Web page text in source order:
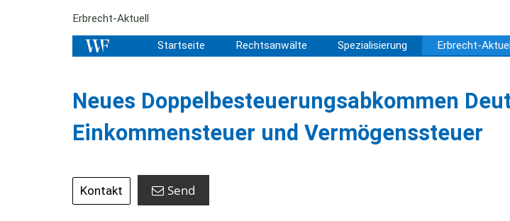
Erbrecht-Aktuell
Startseite Rechtsanwälte Spezialisierung Erbrecht-
Neues Doppelbesteuerungsabkommen
Einkommensteuer und Vermögenssteuer
Kontakt Send